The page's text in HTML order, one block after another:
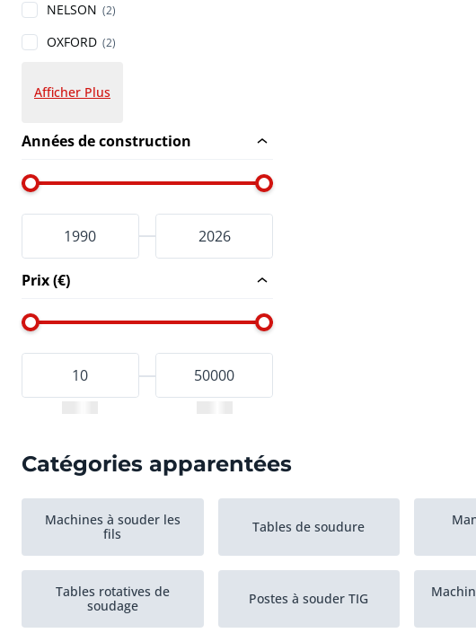
NELSON (2)
OXFORD (2)
Afficher Plus
Années de construction
Prix (€)
Catégories apparentées
Machines à souder les
fils
Tables de soudure
Tables rotatives de
soudage
Postes à souder TIG